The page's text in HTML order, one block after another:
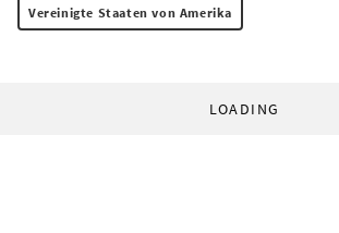
Vereinigte Staaten von Amerika
LOADING